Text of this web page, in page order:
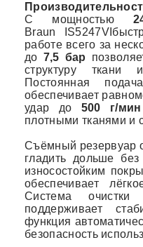
С мощностью
Braun
работе всего за
до 7,5 бар
структуру ткани
Постоянная
обеспечивает
удар до 500 г/мин
плотными тканями и
Съёмный резервуар
гладить дольше
износостойким
обеспечивает
Система
поддерживает
функция
безопасность